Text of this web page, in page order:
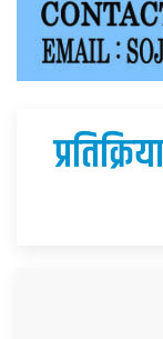
प्रतिक्रिया